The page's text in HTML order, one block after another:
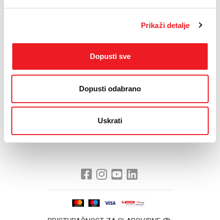
Prikaži detalje
Dopusti sve
Dopusti odabrano
Uskrati
U međuvremenu, od HRT-a smo dobili zahtjev za zatamnjenjem
sadržaja, koji nas je prinudio na ovakav potez, ucjenjujući nas
na koju nismo u mogućnosti utjecati, a koja je, očito, još jedna
dobro osmišljena igra koja jamči potpuni monopol nad atraktivnim
sportskim sadržajima, ne ostavljajući nikakvu mogućnost
adekvatnog odgovora s druge strane.
Ovim putem pozivamo i nadležne državne institucije da konačno